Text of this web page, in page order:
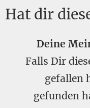
Hat dir
Deine
Falls Dir
gefallen
gefunden